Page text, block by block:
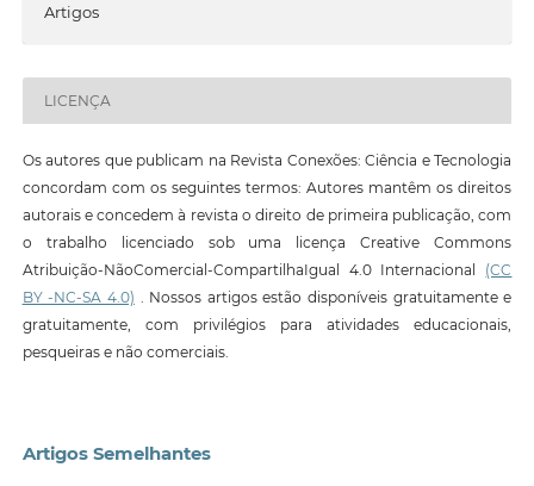
Artigos
LICENÇA
Os autores que publicam na Revista Conexões: Ciência e Tecnologia
concordam com os seguintes termos: Autores mantêm os direitos
autorais e concedem à revista o direito de primeira publicação, com
o trabalho licenciado sob uma licença Creative Commons
Atribuição-NãoComercial-CompartilhaIgual 4.0 Internacional (CC
BY -NC-SA 4.0) . Nossos artigos estão disponíveis gratuitamente e
gratuitamente, com privilégios para atividades educacionais,
pesqueiras e não comerciais.
Artigos Semelhantes